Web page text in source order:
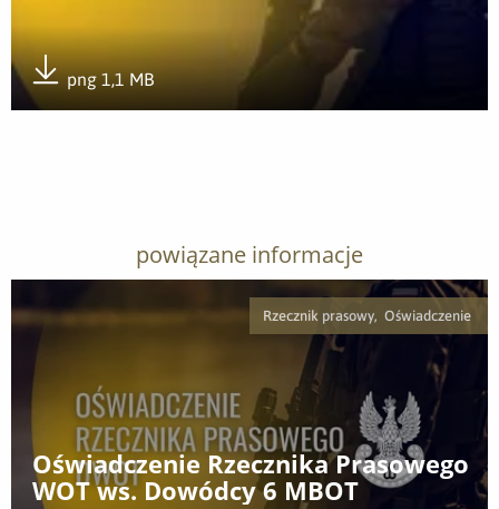
png 1,1 MB
Pobierz załącznik
powiązane informacje
Rzecznik prasowy, Oświadczenie
Oświadczenie Rzecznika Prasowego
WOT ws. Dowódcy 6 MBOT